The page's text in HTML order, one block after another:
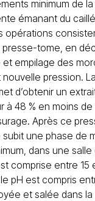
minimum de
émanant du
opérations
tome, en
empilage des
pression.
d’obtenir un
à 48 % en moins
Après ce
une phase de
dans une salle
comprise entre 15
pH est compris
et salée dans la